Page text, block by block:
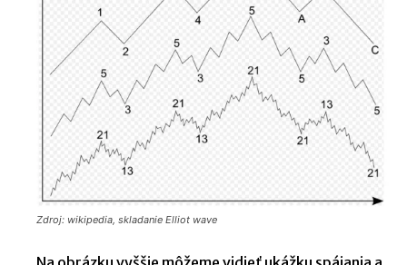
Zdroj: wikipedia, skladanie Elliot wave